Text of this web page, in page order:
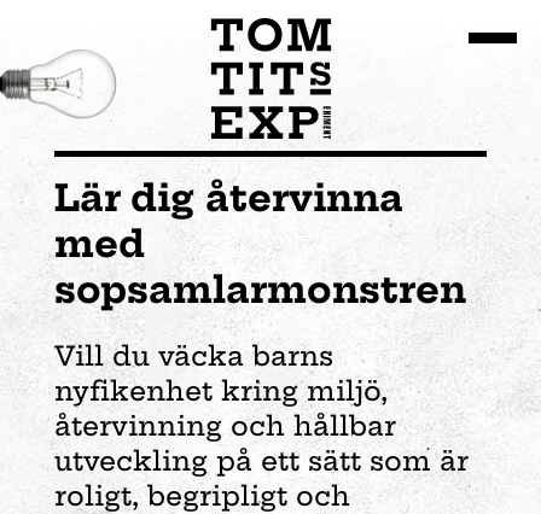
Lär dig återvinna
med
sopsamlarmonstren
Vill du väcka barns
nyfikenhet kring miljö,
återvinning och hållbar
utveckling på ett sätt som är
roligt, begripligt och